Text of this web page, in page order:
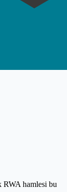
RWA hamlesi bu